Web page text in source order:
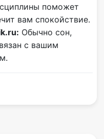
поможет
вам спокойствие.
Обычно сон,
с вашим